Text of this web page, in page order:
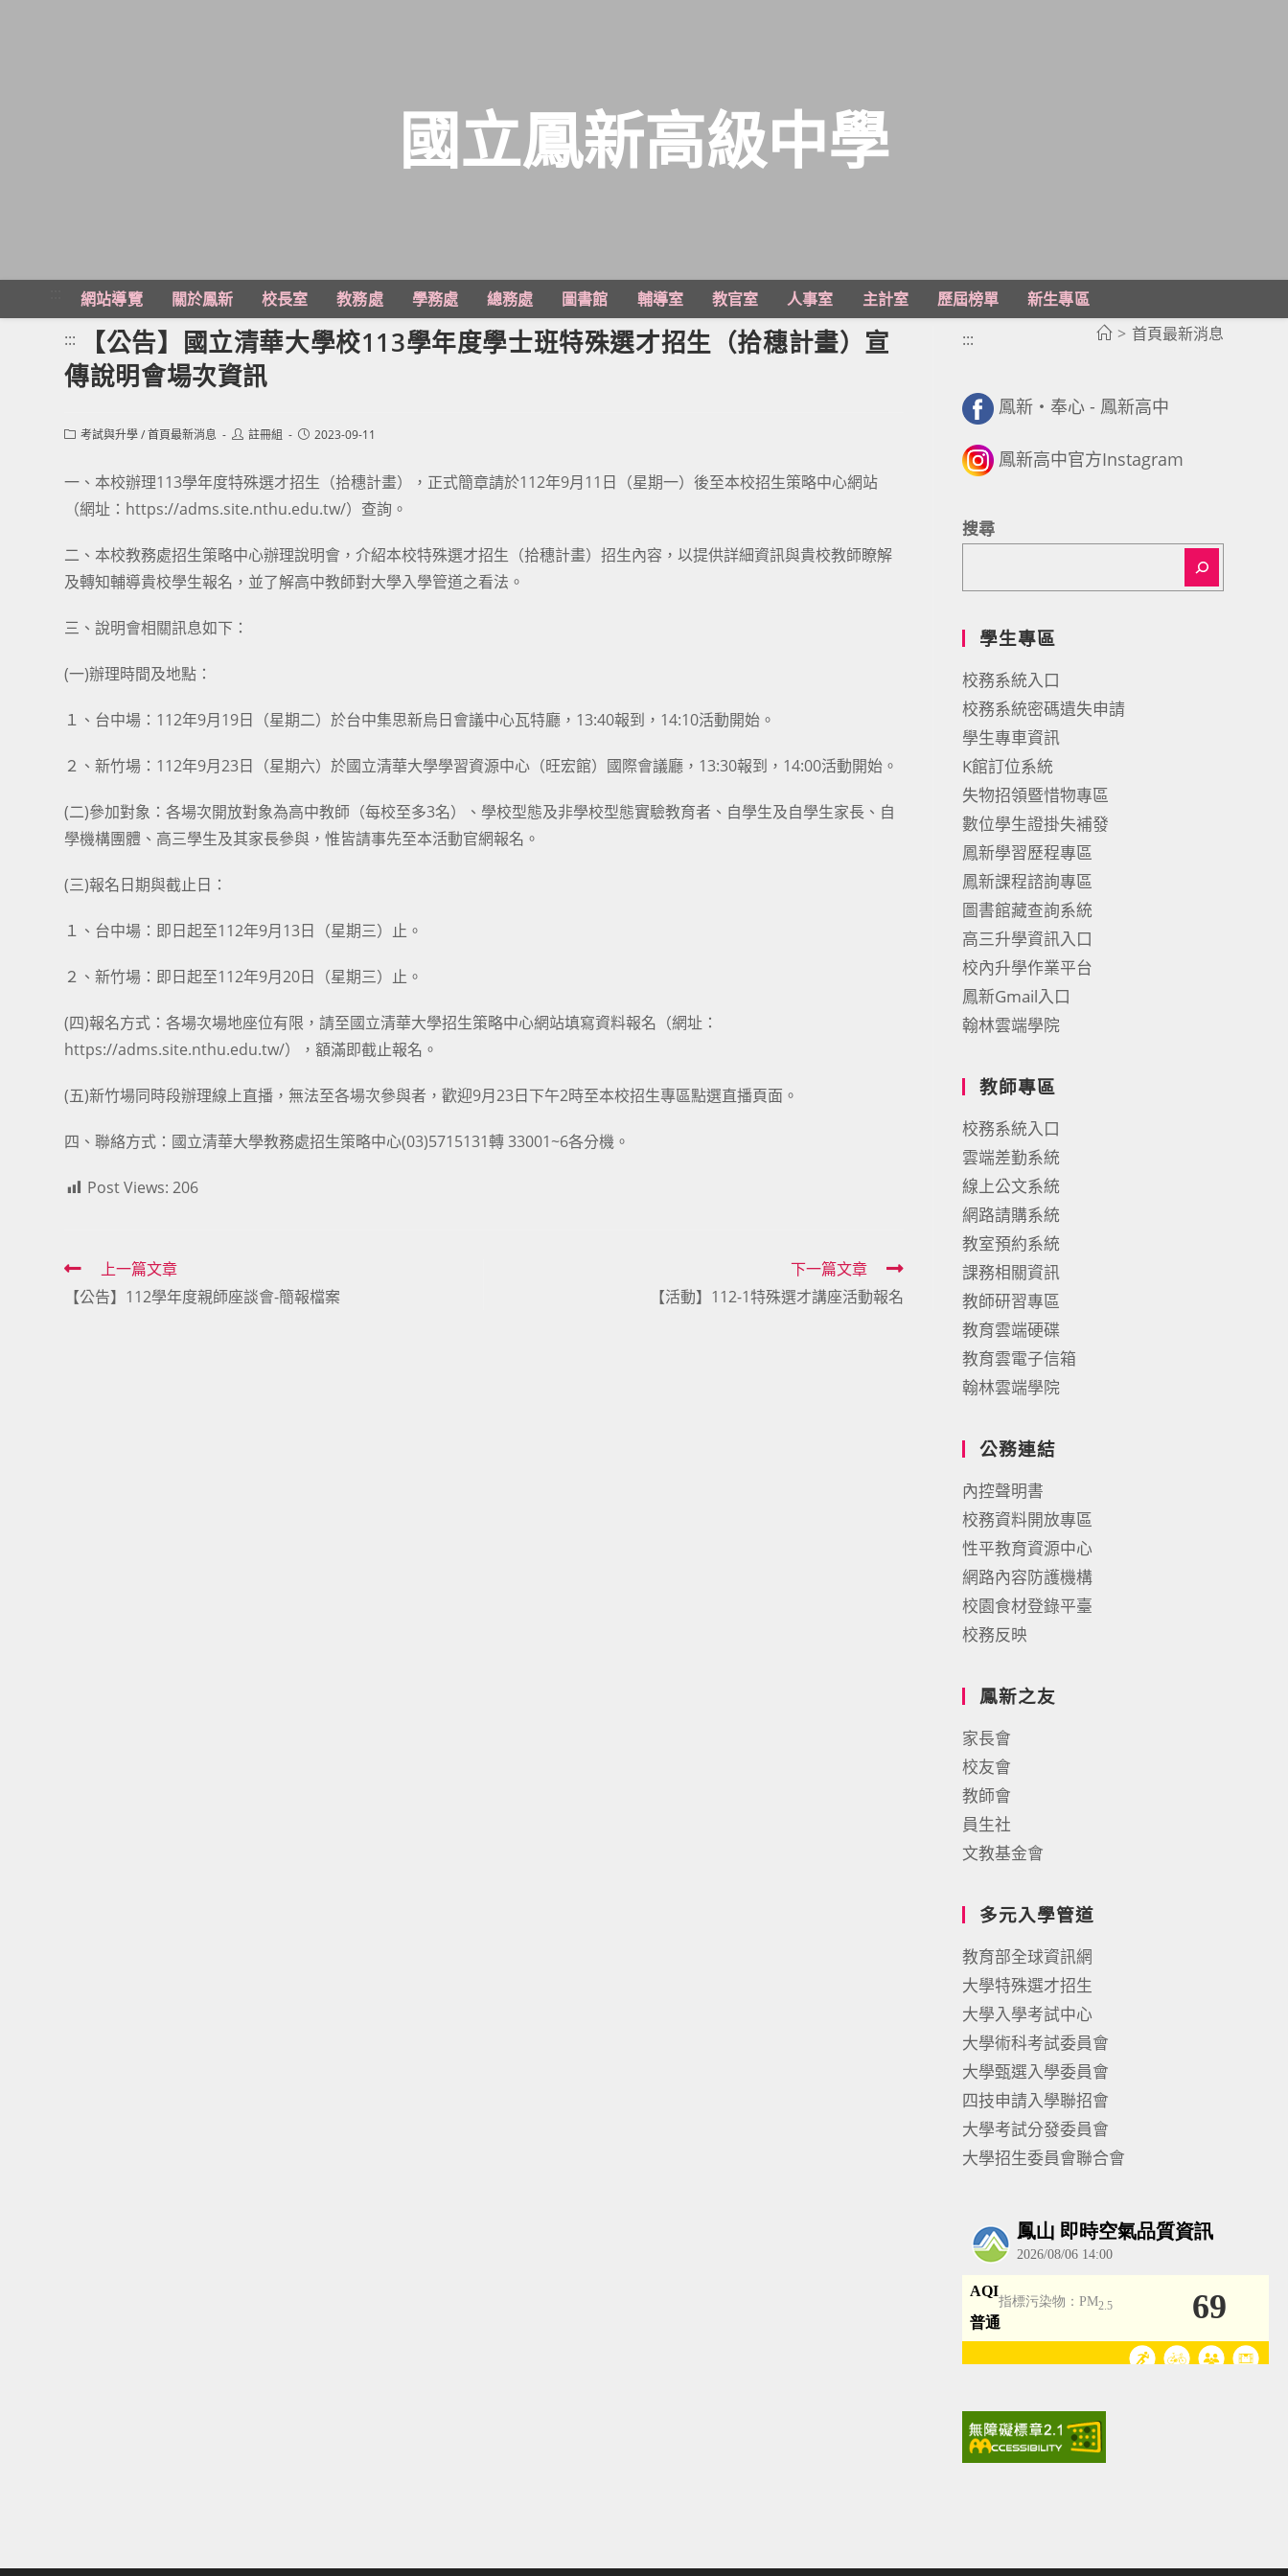
主
國立鳳新高級中學
網站導覽 關於鳳新 校長室 教務處 學務處 總務處 圖書館 輔導室 教官室 人事室 主計室 歷屆榜單
新生專區
> 首頁最新消息
:::
【公告】國立清華大學校113學年度學士班特殊選才招生（拾穗計畫）宣
傳說明會場次資訊
Post考試與升學/首頁最新消息
Post註冊組
Post2023-09-11
一、本校辦理113學年度特殊選才招生（拾穗計畫），正式簡章請於112年9月11日（星期一）後至本校招生策略中心網站
（網址：https://adms.site.nthu.edu.tw/）查詢。
二、本校教務處招生策略中心辦理說明會，介紹本校特殊選才招生（拾穗計畫）招生內容，以提供詳細資訊與貴校教師瞭解
及轉知輔導貴校學生報名，並了解高中教師對大學入學管道之看法。
三、說明會相關訊息如下：
(一)辦理時間及地點：
１、台中場：112年9月19日（星期二）於台中集思新烏日會議中心瓦特廳，13:40報到，14:10活動開始。
２、新竹場：112年9月23日（星期六）於國立清華大學學習資源中心（旺宏館）國際會議廳，13:30報到，14:00活動開始。
(二)參加對象：各場次開放對象為高中教師（每校至多3名）、學校型態及非學校型態實驗教育者、自學生及自學生家長、自
學機構團體、高三學生及其家長參與，惟皆請事先至本活動官網報名。
(三)報名日期與截止日：
１、台中場：即日起至112年9月13日（星期三）止。
２、新竹場：即日起至112年9月20日（星期三）止。
(四)報名方式：各場次場地座位有限，請至國立清華大學招生策略中心網站填寫資料報名（網址：
https://adms.site.nthu.edu.tw/），額滿即截止報名。
(五)新竹場同時段辦理線上直播，無法至各場次參與者，歡迎9月23日下午2時至本校招生專區點選直播頁面。
四、聯絡方式：國立清華大學教務處招生策略中心(03)5715131轉 33001~6各分機。
Post Views: 206
Read
more
上一篇文章
【公告】112學年度親師座談會-簡報檔案
下一篇文章
【活動】112-1特殊選才講座活動報名
:::
鳳新・奉心 - 鳳新高中
鳳新高中官方Instagram
搜尋
學生專區
校務系統入口
校務系統密碼遺失申請
學生專車資訊
K館訂位系統
失物招領暨惜物專區
數位學生證掛失補發
鳳新學習歷程專區
鳳新課程諮詢專區
圖書館藏查詢系統
高三升學資訊入口
校內升學作業平台
鳳新Gmail入口
翰林雲端學院
教師專區
校務系統入口
雲端差勤系統
線上公文系統
網路請購系統
教室預約系統
課務相關資訊
教師研習專區
教育雲端硬碟
教育雲電子信箱
翰林雲端學院
公務連結
內控聲明書
校務資料開放專區
性平教育資源中心
網路內容防護機構
校園食材登錄平臺
校務反映
鳳新之友
家長會
校友會
教師會
員生社
文教基金會
多元入學管道
教育部全球資訊網
大學特殊選才招生
大學入學考試中心
大學術科考試委員會
大學甄選入學委員會
四技申請入學聯招會
大學考試分發委員會
大學招生委員會聯合會